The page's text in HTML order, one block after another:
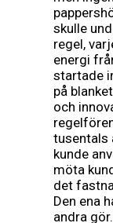
skulle
regel,
energi
startade
på
och
tusentals
kunde
möta
det
Den ena
andra